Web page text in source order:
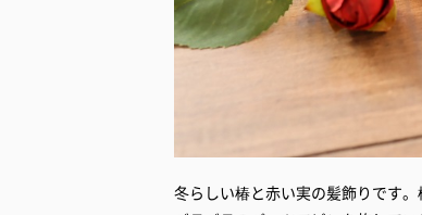
冬らしい椿と赤い実の髪飾りです